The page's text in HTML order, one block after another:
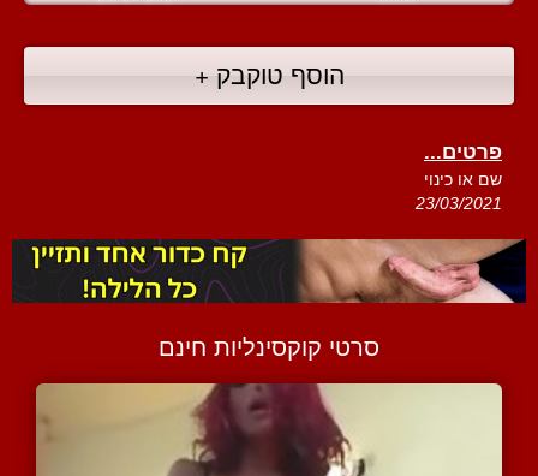
הוסף טוקבק +
פרטים...
שם או כינוי
23/03/2021
סרטי קוקסינליות חינם